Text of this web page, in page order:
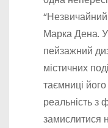
Марка Дена.
пейзажний
містичних
таємниці
реальність з
замислитися